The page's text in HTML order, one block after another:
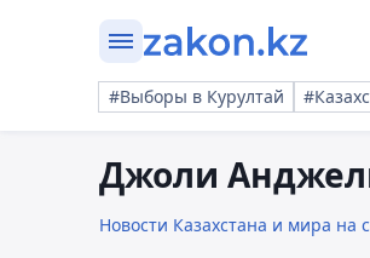
#Выборы в Курултай
Джоли
Новости Казахстана и мира на